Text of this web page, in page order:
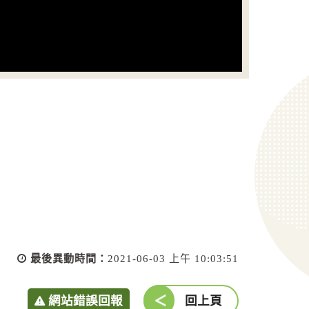
最後異動時間： 2021-06-03 上午 10:03:51
網站錯誤回報 回上頁